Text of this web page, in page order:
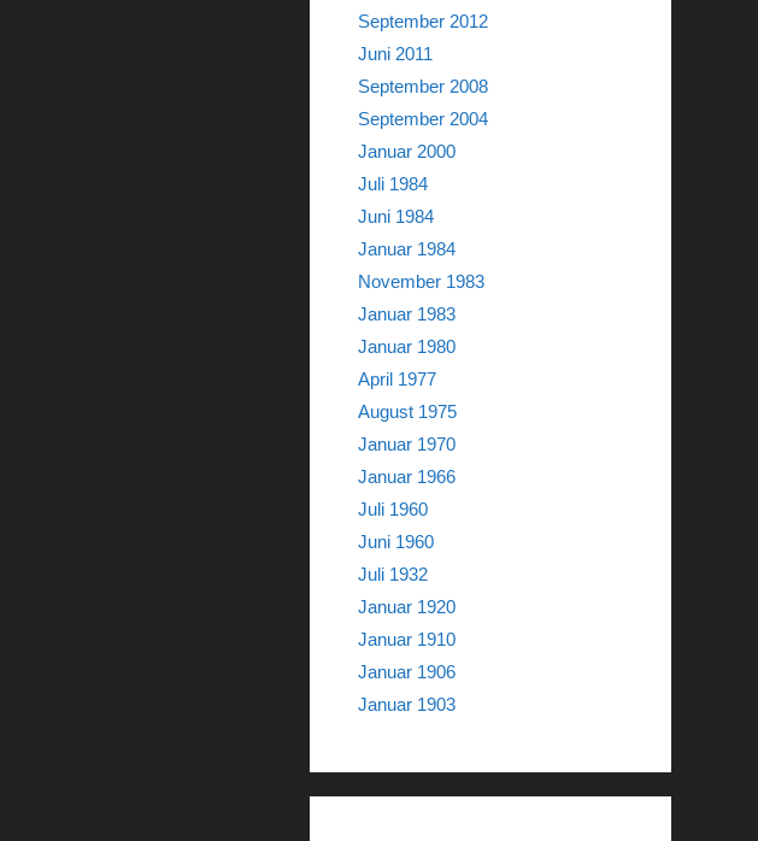
September 2012
Juni 2011
September 2008
September 2004
Januar 2000
Juli 1984
Juni 1984
Januar 1984
November 1983
Januar 1983
Januar 1980
April 1977
August 1975
Januar 1970
Januar 1966
Juli 1960
Juni 1960
Juli 1932
Januar 1920
Januar 1910
Januar 1906
Januar 1903